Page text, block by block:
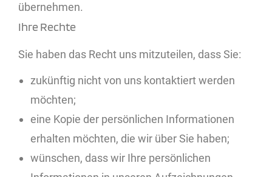
übernehmen.
Ihre Rechte
Sie haben das Recht uns mitzuteilen, dass Sie:
zukünftig nicht von uns kontaktiert werden
möchten;
eine Kopie der persönlichen Informationen
erhalten möchten, die wir über Sie haben;
wünschen, dass wir Ihre persönlichen